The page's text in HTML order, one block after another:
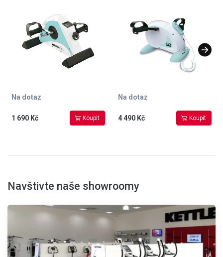
Na dotaz
1 690 Kč Koupit
pojistka, hmotnost 7 kg
Na dotaz
4 490 Kč Koupit
Navštivte naše showroomy